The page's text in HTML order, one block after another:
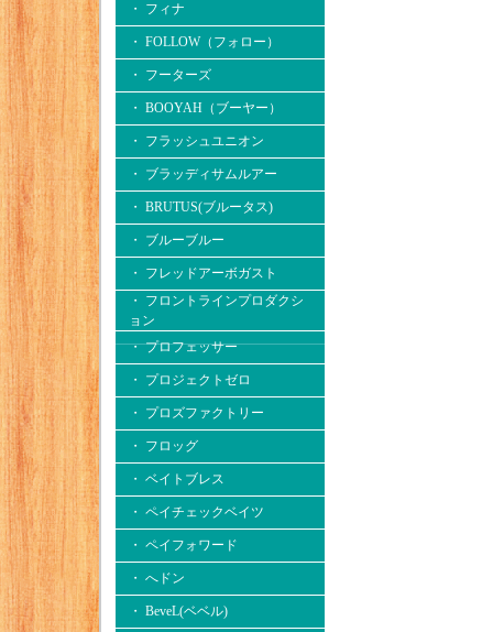
・ フィナ
・ FOLLOW（フォロー）
・ フーターズ
・ BOOYAH（ブーヤー）
・ フラッシュユニオン
・ ブラッディサムルアー
・ BRUTUS(ブルータス)
・ ブルーブルー
・ フレッドアーボガスト
・ フロントラインプロダクシ
ョン
・ プロフェッサー
・ プロジェクトゼロ
・ プロズファクトリー
・ フロッグ
・ ベイトブレス
・ ペイチェックベイツ
・ ペイフォワード
・ へドン
・ BeveL(ベベル)